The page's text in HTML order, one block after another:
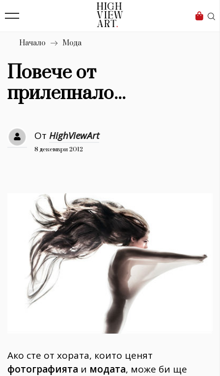
Бизнес
Мода
Dialogue
Изкуство
4340
Красота
777
Книги 1188
30+ 1970
Гурме 1710
Пътувай
237
382
Начало Мода
Повече от
прилепнало...
От HighViewArt
8 декември 2012
Ако сте от хората, които ценят
фотографията и модата, може би ще